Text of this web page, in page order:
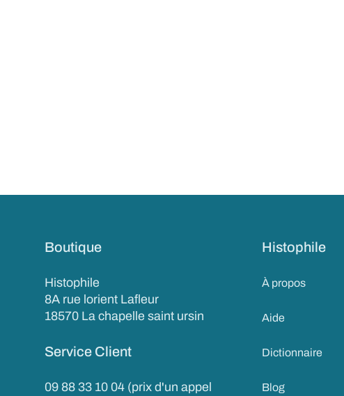
Boutique
Histophile
8A rue lorient Lafleur
18570 La chapelle saint ursin
Service Client
09 88 33 10 04 (prix d'un appel
Histophile
À propos
Aide
Dictionnaire
Blog